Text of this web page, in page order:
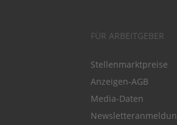
FÜR ARBEITGEBER
Stellenmarktpreise
Anzeigen-AGB
Media-Daten